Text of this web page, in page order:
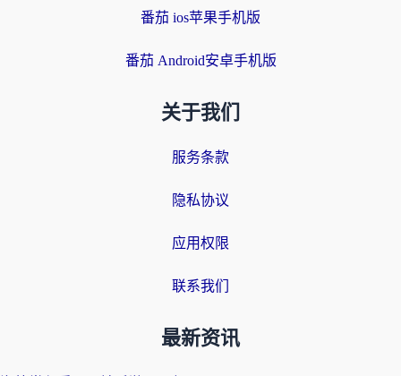
番茄 ios苹果手机版
番茄 Android安卓手机版
关于我们
服务条款
隐私协议
应用权限
联系我们
最新资讯